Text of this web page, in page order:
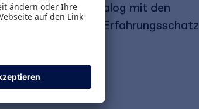
erfolgreichen Dialog mit den
von einem reichen Erfahrungsschatz